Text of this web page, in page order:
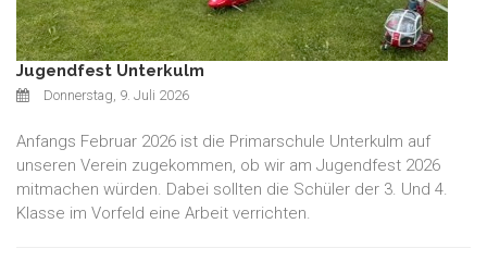
Jugendfest Unterkulm
Donnerstag, 9. Juli 2026
Anfangs Februar 2026 ist die Primarschule Unterkulm auf
unseren Verein zugekommen, ob wir am Jugendfest 2026
mitmachen würden. Dabei sollten die Schüler der 3. Und 4.
Klasse im Vorfeld eine Arbeit verrichten.